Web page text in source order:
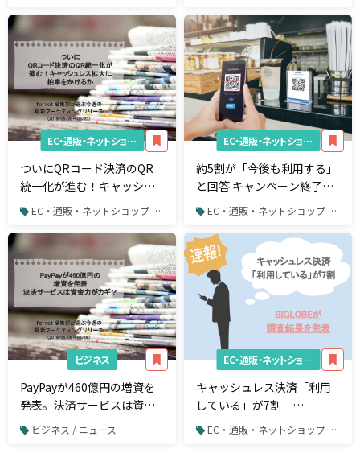
EC・通販・ネットショップ
ついにQRコード決済のQR
統一化が進む！キャッシュ
レス拡大に拍車をかけるか
EC・通販・ネットショップ / 決済システム
EC・通販・ネットショップ
約5割が「今後も利用する」
と回答 キャンペーン終了後
のスマホ決済はどうな
調査】
EC・通販・ネットショップ / 決済システム
ビジネス
PayPayが460億円の増資を
発表。決済サービスは資金
力がカギ？【週刊】最新マ
ーケティングリリース
ビジネス / ニュース
EC・通販・ネットショップ
キャッシュレス決済「利用
している」が7割
BIGLOBEが調査結果を発表
EC・通販・ネットショップ / 決済システム